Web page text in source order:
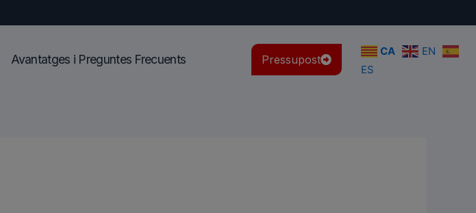
Avantatges i Preguntes Frecuents Pressupost
CA
EN
ES